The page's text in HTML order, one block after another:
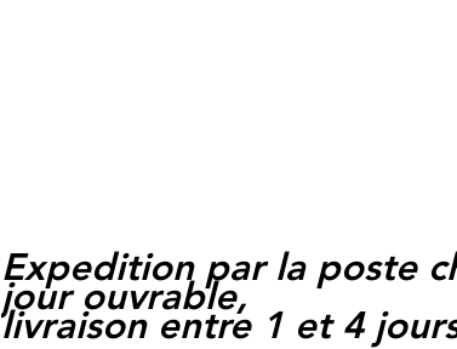
Expedition par la poste
jour ouvrable,
livraison entre 1 et 4